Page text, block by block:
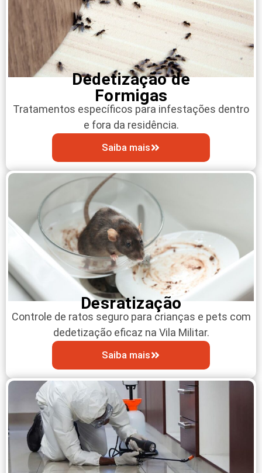
Dedetização de
Formigas
Tratamentos específicos para infestações dentro
e fora da residência.
Saiba mais
Desratização
Controle de ratos seguro para crianças e pets com
dedetização eficaz na Vila Militar.
Saiba mais